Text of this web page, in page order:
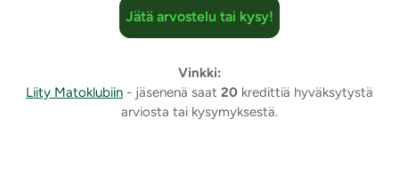
Jätä arvostelu tai kysy!
Vinkki:
Liity Matoklubiin - jäsenenä saat 20 kredittiä hyväksytystä
arviosta tai kysymyksestä.